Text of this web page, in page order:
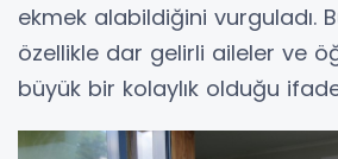
ekmek alabildiğini vurguladı.
özellikle dar gelirli aileler ve
büyük bir kolaylık olduğu